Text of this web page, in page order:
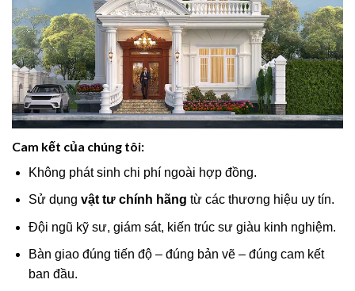
Cam kết của chúng tôi:
Không phát sinh chi phí ngoài hợp đồng.
Sử dụng vật tư chính hãng từ các thương hiệu uy tín.
Đội ngũ kỹ sư, giám sát, kiến trúc sư giàu kinh nghiệm.
Bàn giao đúng tiến độ – đúng bản vẽ – đúng cam kết
ban đầu.